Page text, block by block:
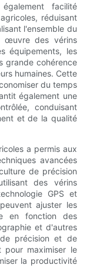
facilité
réduisant
l'ensemble du
œuvre des vérins
équipements, les
grande cohérence
humaines. Cette
du temps
également une
conduisant
et de la qualité
a permis aux
avancées
de précision
des vérins
GPS et
ajuster les
en fonction des
et d'autres
précision et de
pour maximiser le
la productivité